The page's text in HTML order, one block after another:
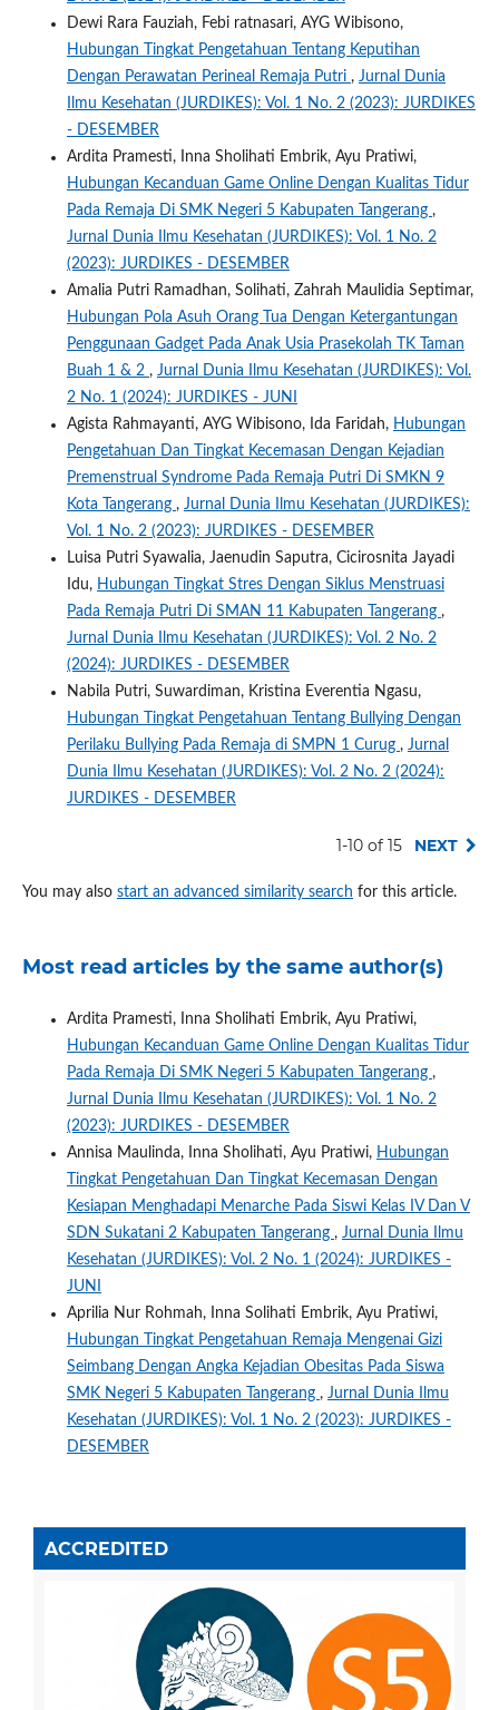
Dewi Rara Fauziah, Febi ratnasari, AYG Wibisono,
Hubungan Tingkat Pengetahuan Tentang Keputihan
Dengan Perawatan Perineal Remaja Putri , Jurnal Dunia
Ilmu Kesehatan (JURDIKES): Vol. 1 No. 2 (2023): JURDIKES
- DESEMBER
Ardita Pramesti, Inna Sholihati Embrik, Ayu Pratiwi,
Hubungan Kecanduan Game Online Dengan Kualitas Tidur
Pada Remaja Di SMK Negeri 5 Kabupaten Tangerang ,
Jurnal Dunia Ilmu Kesehatan (JURDIKES): Vol. 1 No. 2
(2023): JURDIKES - DESEMBER
Amalia Putri Ramadhan, Solihati, Zahrah Maulidia Septimar,
Hubungan Pola Asuh Orang Tua Dengan Ketergantungan
Penggunaan Gadget Pada Anak Usia Prasekolah TK Taman
Buah 1 & 2 , Jurnal Dunia Ilmu Kesehatan (JURDIKES): Vol.
2 No. 1 (2024): JURDIKES - JUNI
Agista Rahmayanti, AYG Wibisono, Ida Faridah, Hubungan
Pengetahuan Dan Tingkat Kecemasan Dengan Kejadian
Premenstrual Syndrome Pada Remaja Putri Di SMKN 9
Kota Tangerang , Jurnal Dunia Ilmu Kesehatan (JURDIKES):
Vol. 1 No. 2 (2023): JURDIKES - DESEMBER
Luisa Putri Syawalia, Jaenudin Saputra, Cicirosnita Jayadi
Idu, Hubungan Tingkat Stres Dengan Siklus Menstruasi
Pada Remaja Putri Di SMAN 11 Kabupaten Tangerang ,
Jurnal Dunia Ilmu Kesehatan (JURDIKES): Vol. 2 No. 2
(2024): JURDIKES - DESEMBER
Nabila Putri, Suwardiman, Kristina Everentia Ngasu,
Hubungan Tingkat Pengetahuan Tentang Bullying Dengan
Perilaku Bullying Pada Remaja di SMPN 1 Curug , Jurnal
Dunia Ilmu Kesehatan (JURDIKES): Vol. 2 No. 2 (2024):
JURDIKES - DESEMBER
1-10 of 15 NEXT
You may also start an advanced similarity search for this article.
Most read articles by the same author(s)
Ardita Pramesti, Inna Sholihati Embrik, Ayu Pratiwi,
Hubungan Kecanduan Game Online Dengan Kualitas Tidur
Pada Remaja Di SMK Negeri 5 Kabupaten Tangerang ,
Jurnal Dunia Ilmu Kesehatan (JURDIKES): Vol. 1 No. 2
(2023): JURDIKES - DESEMBER
Annisa Maulinda, Inna Sholihati, Ayu Pratiwi, Hubungan
Tingkat Pengetahuan Dan Tingkat Kecemasan Dengan
Kesiapan Menghadapi Menarche Pada Siswi Kelas IV Dan V
SDN Sukatani 2 Kabupaten Tangerang , Jurnal Dunia Ilmu
Kesehatan (JURDIKES): Vol. 2 No. 1 (2024): JURDIKES -
JUNI
Aprilia Nur Rohmah, Inna Solihati Embrik, Ayu Pratiwi,
Hubungan Tingkat Pengetahuan Remaja Mengenai Gizi
Seimbang Dengan Angka Kejadian Obesitas Pada Siswa
SMK Negeri 5 Kabupaten Tangerang , Jurnal Dunia Ilmu
Kesehatan (JURDIKES): Vol. 1 No. 2 (2023): JURDIKES -
DESEMBER
ACCREDITED